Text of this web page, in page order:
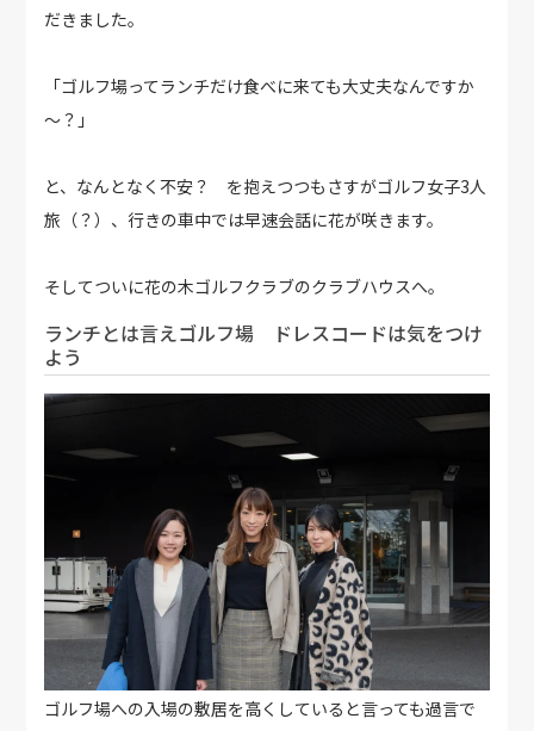
だきました。
「ゴルフ場ってランチだけ食べに来ても大丈夫なんですか
～？」
と、なんとなく不安？ を抱えつつもさすがゴルフ女子3人
旅（？）、行きの車中では早速会話に花が咲きます。
そしてついに花の木ゴルフクラブのクラブハウスへ。
ランチとは言えゴルフ場 ドレスコードは気をつけ
よう
ゴルフ場への入場の敷居を高くしていると言っても過言で